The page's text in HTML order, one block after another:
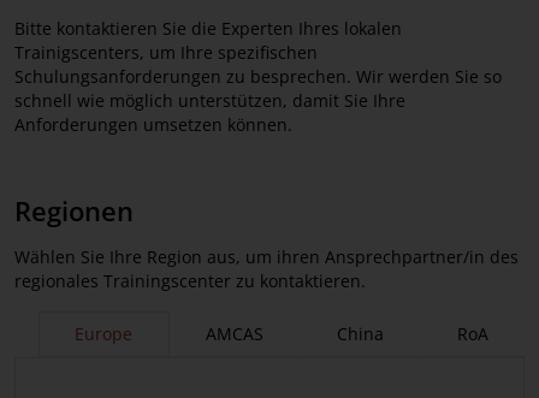
Job & Karriere
Lieferanten
Qualität
Bitte kontaktieren Sie die Experten Ihres lokalen
Trainigscenters, um Ihre spezifischen
Schulungsanforderungen zu besprechen. Wir werden Sie so
schnell wie möglich unterstützen, damit Sie Ihre
Anforderungen umsetzen können.
Regionen
Wählen Sie Ihre Region aus, um ihren Ansprechpartner/in des
regionales Trainingscenter zu kontaktieren.
Europe AMCAS China RoA